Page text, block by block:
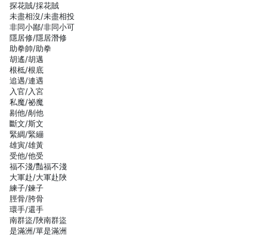
探花賊/採花賊
未盡相沒/未盡相投
非同小鄙/非同小可
隱居修/隱居潛修
助拳帥/助拳
胡遙/胡邁
根柢/根底
追遇/連遇
入官/入宮
私魔/祕魔
剔他/剮他
斷文/斯文
緊綢/緊繃
雄寅/雄黃
受他/他受
福不淺/豔福不淺
大軍赴/大軍赴陜
練子/鍊子
脛骨/胯骨
環手/還手
南群盜/陜南群盜
是滿洲/單是滿洲